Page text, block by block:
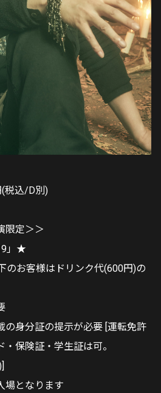
(税込/D別)
限定＞＞
」★
のお客様はドリンク代(600円)の
の身分証の提示が必要 [運転免許
保険証・学生証は可。
場となります